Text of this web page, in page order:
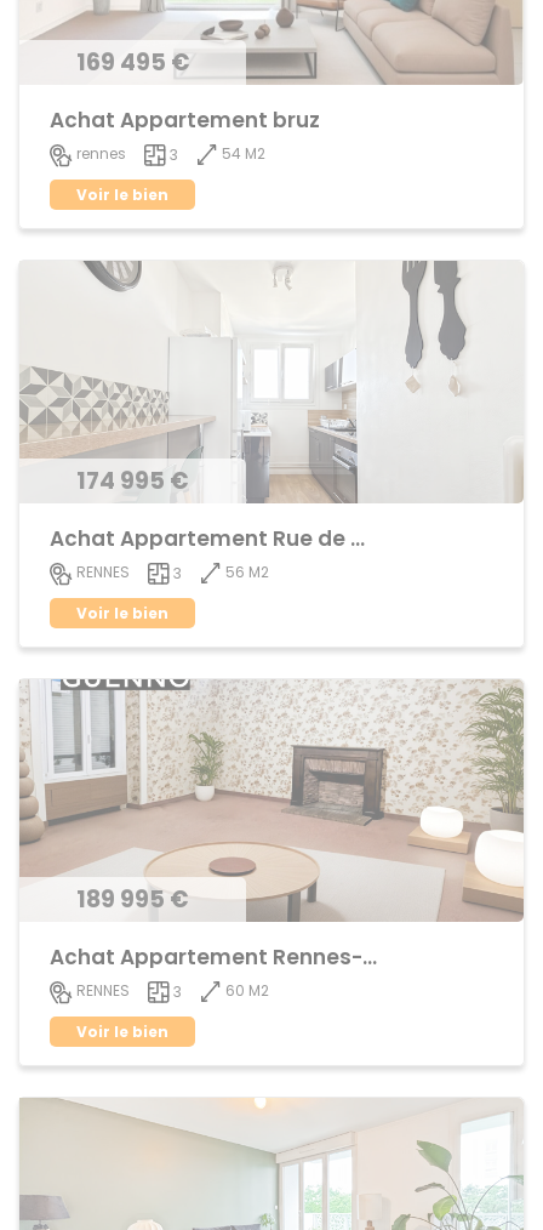
169 495 €
Achat Appartement bruz
rennes 3
54 M2
Voir le bien
174 995 €
Achat Appartement Rue de Nantes
RENNES 3
56 M2
Voir le bien
189 995 €
Achat Appartement Rennes-Cleunay
RENNES 3
60 M2
Voir le bien